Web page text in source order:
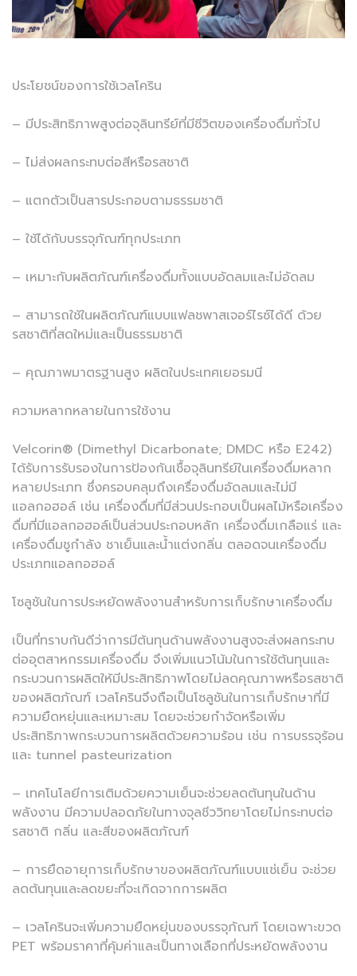
ประโยชน์ของการใช้เวลโคริน
– มีประสิทธิภาพสูงต่อจุลินทรีย์ที่มีชีวิตของเครื่องดื่มทั่วไป
– ไม่ส่งผลกระทบต่อสีหรือรสชาติ
– แตกตัวเป็นสารประกอบตามธรรมชาติ
– ใช้ได้กับบรรจุภัณฑ์ทุกประเภท
– เหมาะกับผลิตภัณฑ์เครื่องดื่มทั้งแบบอัดลมและไม่อัดลม
– สามารถใช้ในผลิตภัณฑ์แบบแฟลชพาสเจอร์ไรซ์ได้ดี ด้วย
รสชาติที่สดใหม่และเป็นธรรมชาติ
– คุณภาพมาตรฐานสูง ผลิตในประเทศเยอรมนี
ความหลากหลายในการใช้งาน
Velcorin® (Dimethyl Dicarbonate; DMDC หรือ E242)
ได้รับการรับรองในการป้องกันเชื้อจุลินทรีย์ในเครื่องดื่มหลาก
หลายประเภท ซึ่งครอบคลุมถึงเครื่องดื่มอัดลมและไม่มี
แอลกอฮอล์ เช่น เครื่องดื่มที่มีส่วนประกอบเป็นผลไม้หรือเครื่อง
ดื่มที่มีแอลกอฮอล์เป็นส่วนประกอบหลัก เครื่องดื่มเกลือแร่ และ
เครื่องดื่มชูกำลัง ชาเย็นและน้ำแต่งกลิ่น ตลอดจนเครื่องดื่ม
ประเภทแอลกอฮอล์
โซลูชันในการประหยัดพลังงานสำหรับการเก็บรักษาเครื่องดื่ม
เป็นที่ทราบกันดีว่าการมีต้นทุนด้านพลังงานสูงจะส่งผลกระทบ
ต่ออุตสาหกรรมเครื่องดื่ม จึงเพิ่มแนวโน้มในการใช้ต้นทุนและ
กระบวนการผลิตให้มีประสิทธิภาพโดยไม่ลดคุณภาพหรือรสชาติ
ของผลิตภัณฑ์ เวลโครินจึงถือเป็นโซลูชันในการเก็บรักษาที่มี
ความยืดหยุ่นและเหมาะสม โดยจะช่วยกำจัดหรือเพิ่ม
ประสิทธิภาพกระบวนการผลิตด้วยความร้อน เช่น การบรรจุร้อน
และ tunnel pasteurization
– เทคโนโลยีการเติมด้วยความเย็นจะช่วยลดต้นทุนในด้าน
พลังงาน มีความปลอดภัยในทางจุลชีววิทยาโดยไม่กระทบต่อ
รสชาติ กลิ่น และสีของผลิตภัณฑ์
– การยืดอายุการเก็บรักษาของผลิตภัณฑ์แบบแช่เย็น จะช่วย
ลดต้นทุนและลดขยะที่จะเกิดจากการผลิต
– เวลโครินจะเพิ่มความยืดหยุ่นของบรรจุภัณฑ์ โดยเฉพาะขวด
PET พร้อมราคาที่คุ้มค่าและเป็นทางเลือกที่ประหยัดพลังงาน